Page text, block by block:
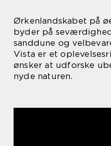
Ørkenlandskabet på
byder på
sanddune og
Vista er et
ønsker at udforske
nyde naturen.